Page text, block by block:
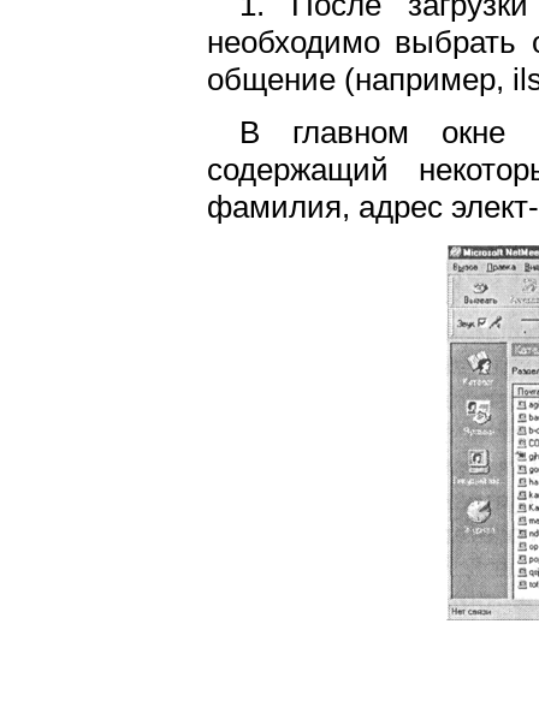
необходимо выбрать
общение (например,
В главном окне
содержащий
фамилия, адрес